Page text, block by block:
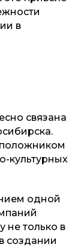
в
связана
культурных
одной
не только в
создании